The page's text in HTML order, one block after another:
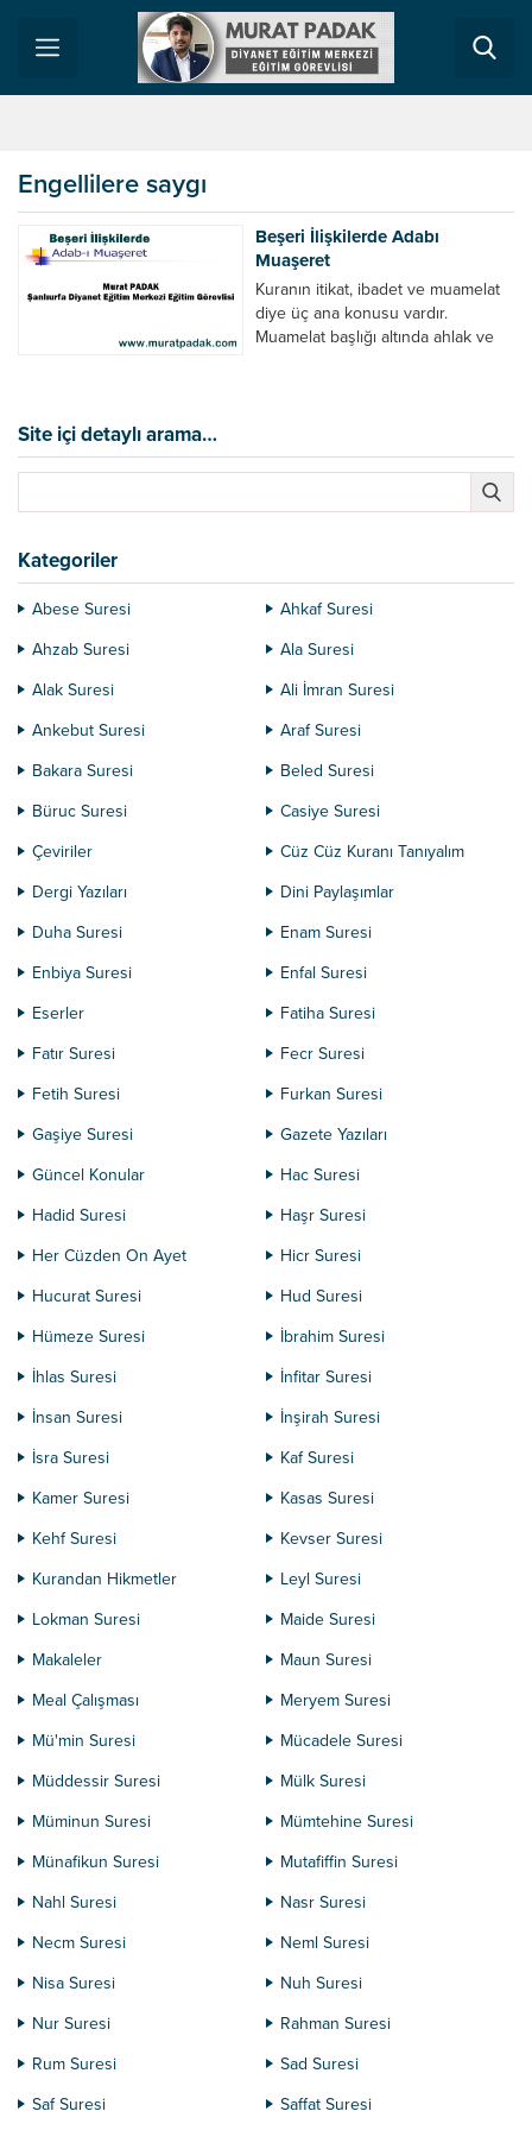
Engellilere saygı
Beşeri İlişkilerde Adabı
Muaşeret
Kuranın itikat, ibadet ve muamelat
diye üç ana konusu vardır.
Muamelat başlığı altında ahlak ve
konusuna değineceğiz. Kuran’ı
Kerim bize toplum içinde beşeri
Site içi detaylı arama…
Kategoriler
Abese Suresi
Ahkaf Suresi
Ahzab Suresi
Ala Suresi
Alak Suresi
Ali İmran Suresi
Ankebut Suresi
Araf Suresi
Bakara Suresi
Beled Suresi
Büruc Suresi
Casiye Suresi
Çeviriler
Cüz Cüz Kuranı Tanıyalım
Dergi Yazıları
Dini Paylaşımlar
Duha Suresi
Enam Suresi
Enbiya Suresi
Enfal Suresi
Eserler
Fatiha Suresi
Fatır Suresi
Fecr Suresi
Fetih Suresi
Furkan Suresi
Gaşiye Suresi
Gazete Yazıları
Güncel Konular
Hac Suresi
Hadid Suresi
Haşr Suresi
Her Cüzden On Ayet
Hicr Suresi
Hucurat Suresi
Hud Suresi
Hümeze Suresi
İbrahim Suresi
İhlas Suresi
İnfitar Suresi
İnsan Suresi
İnşirah Suresi
İsra Suresi
Kaf Suresi
Kamer Suresi
Kasas Suresi
Kehf Suresi
Kevser Suresi
Kurandan Hikmetler
Leyl Suresi
Lokman Suresi
Maide Suresi
Makaleler
Maun Suresi
Meal Çalışması
Meryem Suresi
Mü'min Suresi
Mücadele Suresi
Müddessir Suresi
Mülk Suresi
Müminun Suresi
Mümtehine Suresi
Münafikun Suresi
Mutafiffin Suresi
Nahl Suresi
Nasr Suresi
Necm Suresi
Neml Suresi
Nisa Suresi
Nuh Suresi
Nur Suresi
Rahman Suresi
Rum Suresi
Sad Suresi
Saf Suresi
Saffat Suresi